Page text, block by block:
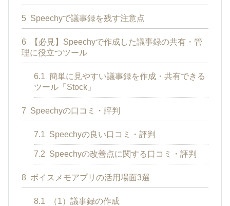
5 Speechyで議事録を残す注意点
6
【必見】Speechyで作成した議事録の共有・管
理に役立つツール
6.1 簡単に見やすい議事録を作成・共有できる
ツール「Stock」
7 Speechyの口コミ・評判
7.1 Speechyの良い口コミ・評判
7.2 Speechyの改善点に関する口コミ・評判
8 ボイスメモアプリの活用場面3選
8.1 （1）議事録の作成